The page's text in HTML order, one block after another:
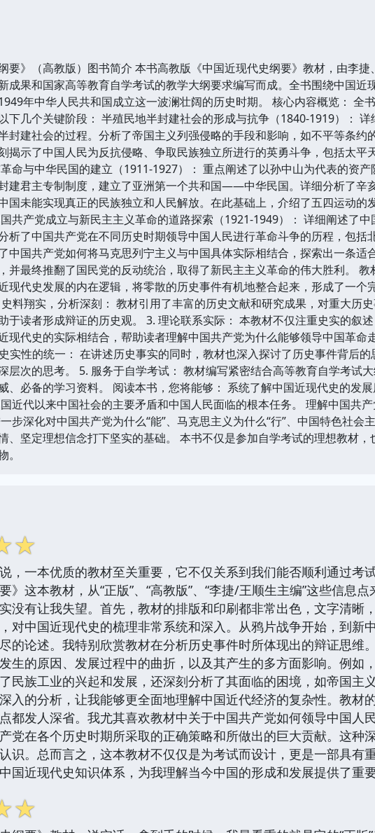
要》（高教版）图书简介 本书高教版《中国近现代史纲要》教材，由李
成果和国家高等教育自学考试的教学大纲要求编写而成。全书围绕中国近
年中华人民共和国成立这一波澜壮阔的历史时期。 核心内容概览： 全
下几个关键阶段： 半殖民地半封建社会的形成与抗争（1840-1919）：
封建社会的过程。分析了帝国主义列强侵略的手段和影响，如不平等条
揭示了中国人民为反抗侵略、争取民族独立所进行的英勇斗争，包括太平
命与中华民国的建立（1911-1927）： 重点阐述了以孙中山为代表的资
建君主专制制度，建立了亚洲第一个共和国——中华民国。详细分析了辛
国未能实现真正的民族独立和人民解放。在此基础上，介绍了五四运动的
共产党成立与新民主主义革命的道路探索（1921-1949）： 详细阐述了
析了中国共产党在不同历史时期领导中国人民进行革命斗争的历程，包括
中国共产党如何将马克思列宁主义与中国具体实际相结合，探索出一条适
并最终推翻了国民党的反动统治，取得了新民主主义革命的伟大胜利。 教
现代史发展的内在逻辑，将零散的历史事件有机地整合起来，形成了一个
料翔实，分析深刻： 教材引用了丰富的历史文献和研究成果，对重大历
于读者形成辩证的历史观。 3. 理论联系实际： 本教材不仅注重史实的叙
现代史的实际相结合，帮助读者理解中国共产党为什么能够领导中国革命
实性的统一： 在讲述历史事实的同时，教材也深入探讨了历史事件背后
层次的思考。 5. 服务于自学考试： 教材编写紧密结合高等教育自学考试
、必备的学习资料。 阅读本书，您将能够： 系统了解中国近现代史的发
近代以来中国社会的主要矛盾和中国人民面临的根本任务。 理解中国共
步深化对中国共产党为什么“能”、马克思主义为什么“行”、中国特色社会
、坚定理想信念打下坚实的基础。 本书不仅是参加自学考试的理想教材
☆
，一本优质的教材至关重要，它不仅关系到我们能否顺利通过考
》这本教材，从“正版”、“高教版”、“李捷/王顺生主编”这些信息
没有让我失望。首先，教材的排版和印刷都非常出色，文字清晰
对中国近现代史的梳理非常系统和深入。从鸦片战争开始，到新
的论述。我特别欣赏教材在分析历史事件时所体现出的辩证思维
生的原因、发展过程中的曲折，以及其产生的多方面影响。例如
民族工业的兴起和发展，还深刻分析了其面临的困境，如帝国主
入的分析，让我能够更全面地理解中国近代经济的复杂性。教材
都发人深省。我尤其喜欢教材中关于中国共产党如何领导中国人
党在各个历史时期所采取的正确策略和所做出的巨大贡献。这种
识。总而言之，这本教材不仅仅是为考试而设计，更是一部具有
国近现代史知识体系，为我理解当今中国的形成和发展提供了重要
☆